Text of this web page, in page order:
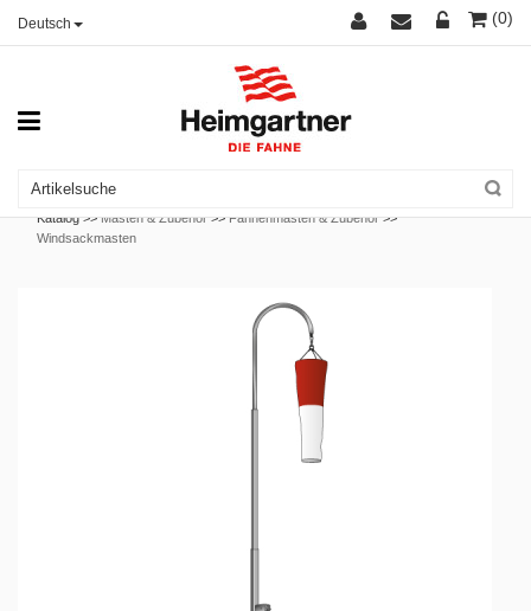
Deutsch (0)
Katalog >>Masten & Zubehör >>Fahnenmasten & Zubehör >>
Windsackmasten